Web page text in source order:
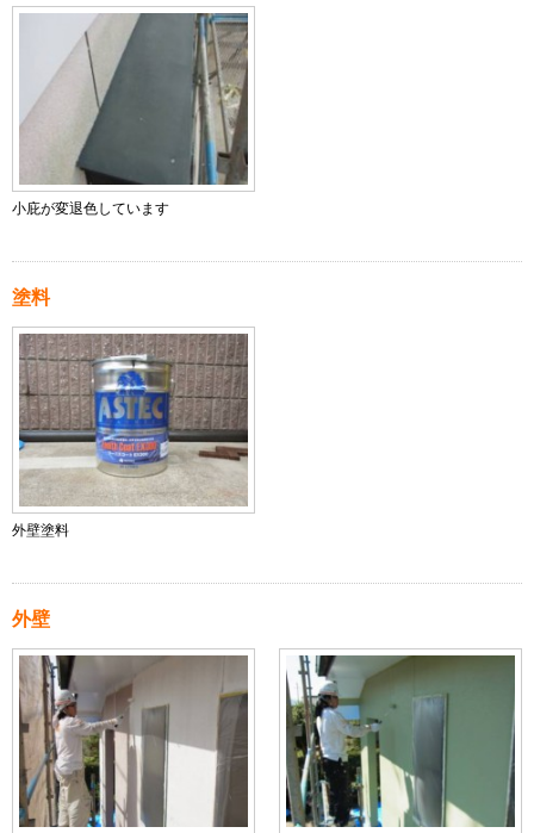
小庇が変退色しています
塗料
外壁塗料
外壁